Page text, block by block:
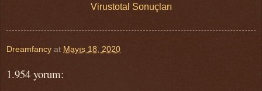
Virustotal Sonuçları
Dreamfancy at Mayıs 18, 2020
1.954 yorum: